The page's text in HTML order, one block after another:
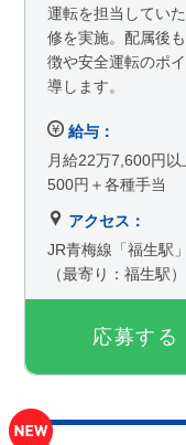
応募する
運転を担当してい
修を実施。配属後
徴や安全運転のポ
導します。
給与：
月給22万7,600円
500円＋各種手当
アクセス：
JR青梅線「福生駅
（最寄り：福生駅）